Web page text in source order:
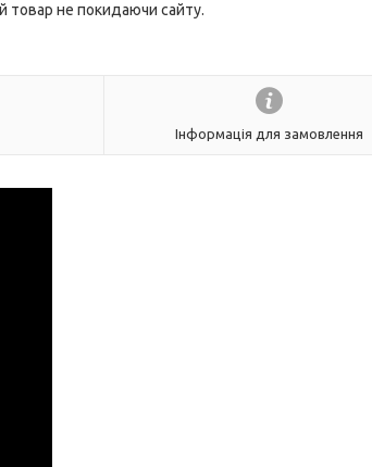
товар не покидаючи сайту.
Інформація для замовлення